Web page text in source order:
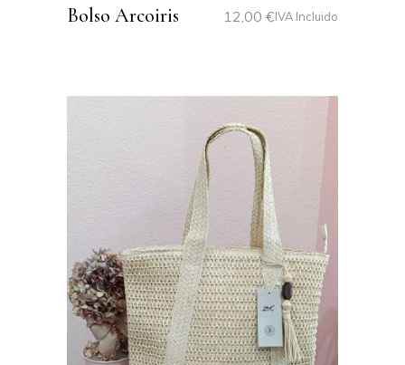
Bolso Arcoiris 12,00 €IVA Incluido